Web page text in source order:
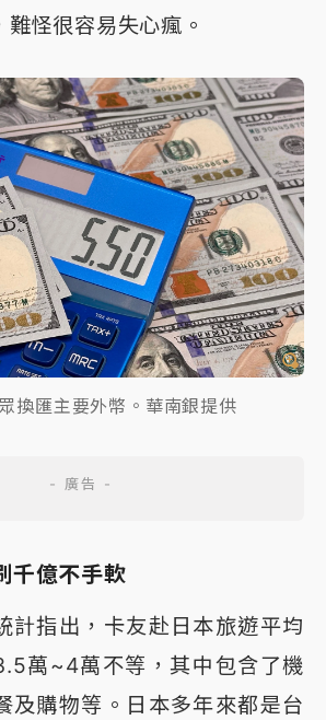
怪很容易失心瘋。
換匯主要外幣。華南銀提供
千億不手軟
計指出，卡友赴日本旅遊平均
萬~4萬不等，其中包含了機
及購物等。日本多年來都是台